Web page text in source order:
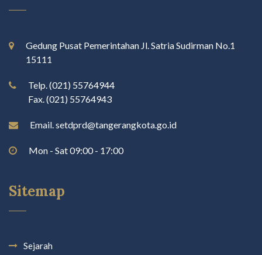
Gedung Pusat Pemerintahan Jl. Satria Sudirman No.1
15111
Telp. (021) 55764944
Fax. (021) 55764943
Email. setdprd@tangerangkota.go.id
Mon - Sat 09:00 - 17:00
Sitemap
Sejarah